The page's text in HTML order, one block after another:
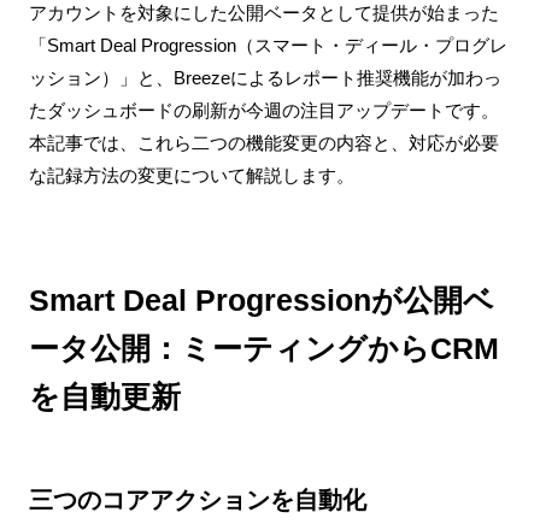
アカウントを対象にした公開ベータとして提供が始まった
「Smart Deal Progression（スマート・ディール・プログレ
ッション）」と、Breezeによるレポート推奨機能が加わっ
たダッシュボードの刷新が今週の注目アップデートです。
本記事では、これら二つの機能変更の内容と、対応が必要
な記録方法の変更について解説します。
Smart Deal Progressionが公開ベ
ータ公開：ミーティングからCRM
を自動更新
三つのコアアクションを自動化